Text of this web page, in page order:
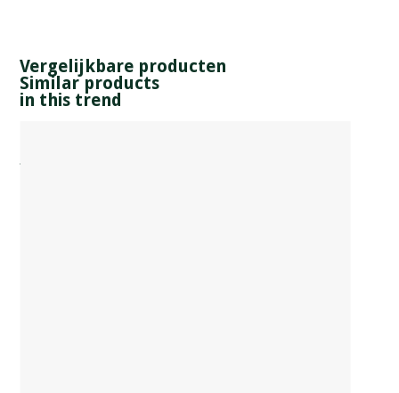
Vergelijkbare producten
Similar products
in this trend